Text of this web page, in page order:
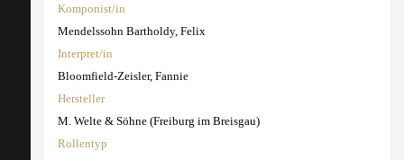
Komponist/in
Mendelssohn Bartholdy, Felix
Interpret/in
Bloomfield-Zeisler, Fannie
Hersteller
M. Welte & Söhne (Freiburg im Breisgau)
Rollentyp